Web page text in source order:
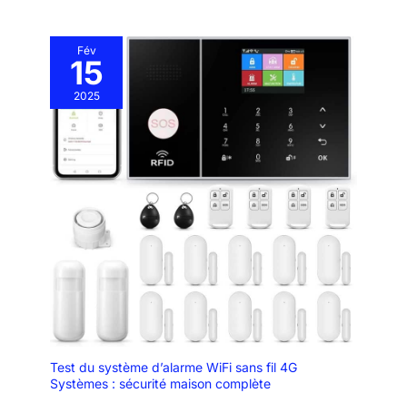
Fév
15
2025
Test du système d’alarme WiFi sans fil 4G
Systèmes : sécurité maison complète